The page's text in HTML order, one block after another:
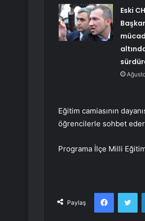
Eski
Eğitim camiasının
öğrencilerle sohbet
Programa İlçe Milli
Paylaş
Facebook